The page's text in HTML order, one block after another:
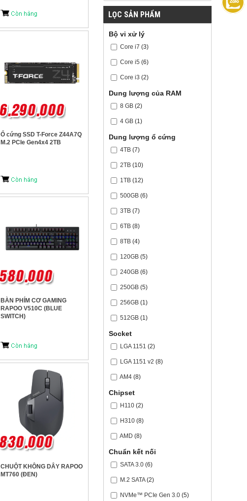
Ổ cứng SSD T-Force Z44A7Q
M.2 PCIe Gen4x4 2TB
BÀN PHÍM CƠ GAMING
RAPOO V510C (BLUE
SWITCH)
CHUỘT KHÔNG DÂY RAPOO
MT760 (ĐEN)
LỌC SẢN PHẨM
Bộ vi xử lý
Core i7 (3)
Core i5 (6)
Core i3 (2)
Dung lượng của RAM
8 GB (2)
4 GB (1)
Dung lượng ổ cứng
4TB (7)
2TB (10)
1TB (12)
500GB (6)
3TB (7)
6TB (8)
8TB (4)
120GB (5)
240GB (6)
250GB (5)
256GB (1)
512GB (1)
Socket
LGA 1151 (2)
LGA 1151 v2 (8)
AM4 (8)
Chipset
H110 (2)
H310 (8)
AMD (8)
Chuẩn kết nối
SATA 3.0 (6)
M.2 SATA (2)
NVMe™ PCIe Gen 3.0 (5)